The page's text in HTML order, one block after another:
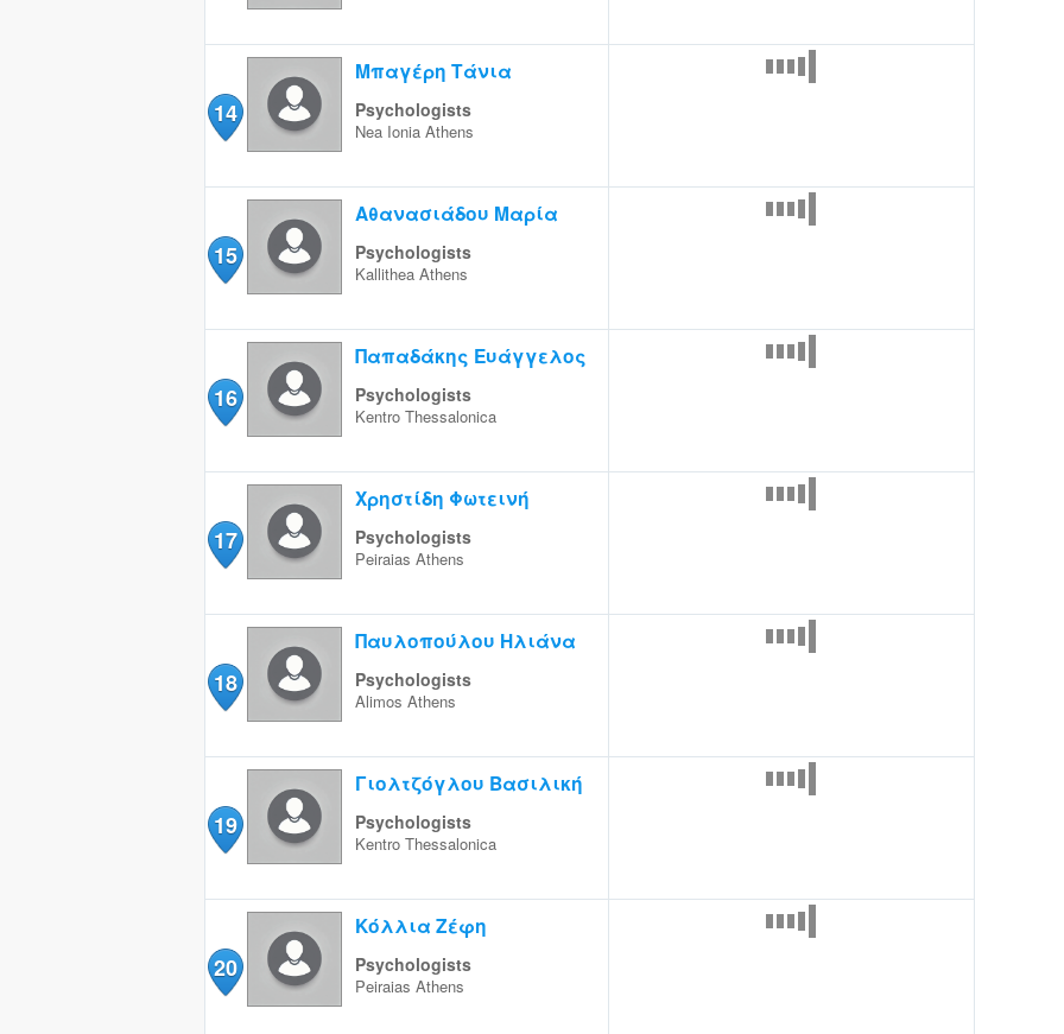
14
Μπαγέρη Τάνια
Psychologists
Nea Ionia Athens
15
Αθανασιάδου Μαρία
Psychologists
Kallithea Athens
16
Παπαδάκης Ευάγγελος
Psychologists
Kentro Thessalonica
17
Χρηστίδη Φωτεινή
Psychologists
Peiraias Athens
18
Παυλοπούλου Ηλιάνα
Psychologists
Alimos Athens
19
Γιολτζόγλου Βασιλική
Psychologists
Kentro Thessalonica
20
Κόλλια Ζέφη
Psychologists
Peiraias Athens